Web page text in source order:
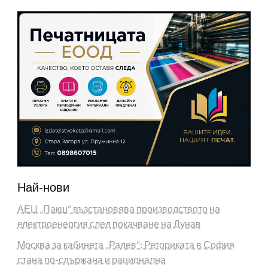
Най-нови
АЕЦ „Пакш“ възстановява производството на
електроенергия след покачване на Дунав
Москва за кабинета „Радев“: Реториката в София
стана по-сдържана и рационална